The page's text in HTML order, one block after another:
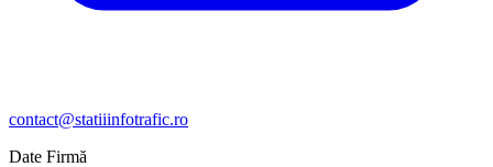
contact@statiiinfotrafic.ro
Date Firmă